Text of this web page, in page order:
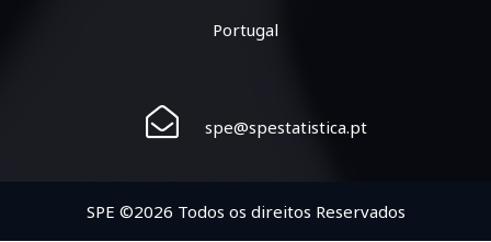
Portugal
spe@spestatistica.pt
SPE ©2026 Todos os direitos Reservados